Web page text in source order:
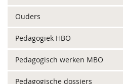
Ouders
Pedagogiek HBO
Pedagogisch werken MBO
Pedagogische dossiers